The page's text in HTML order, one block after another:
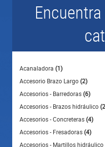
Acanaladora (1)
Accesorio Brazo Largo(2)
Accesorios - Barredoras(6)
Accesorios - Brazos hidráulico
Accesorios - Concreteras(4)
Accesorios - Fresadoras(4)
Accesorios - Martillos hidráulico